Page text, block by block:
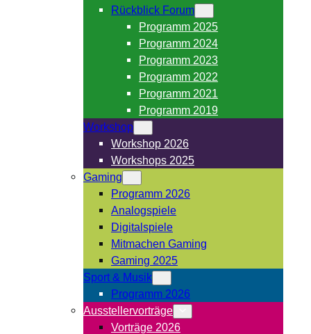
Rückblick Forum
Programm 2025
Programm 2024
Programm 2023
Programm 2022
Programm 2021
Programm 2019
Workshop
Workshop 2026
Workshops 2025
Gaming
Programm 2026
Analogspiele
Digitalspiele
Mitmachen Gaming
Gaming 2025
Sport & Musik
Programm 2026
Ausstellervorträge
Vorträge 2026